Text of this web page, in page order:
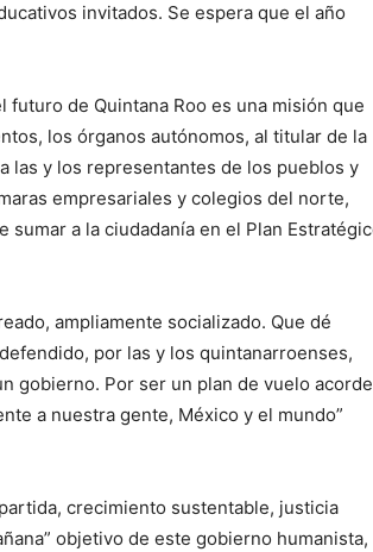
invitados. Se espera que el año
de Quintana Roo es una misión que
los órganos autónomos, al titular de la
las y los representantes de los pueblos y
empresariales y colegios del norte,
a la ciudadanía en el Plan
ampliamente socializado. Que dé
por las y los quintanarroenses,
gobierno. Por ser un plan de vuelo acorde
a nuestra gente, México y el mundo”
crecimiento sustentable, justicia
objetivo de este gobierno humanista,